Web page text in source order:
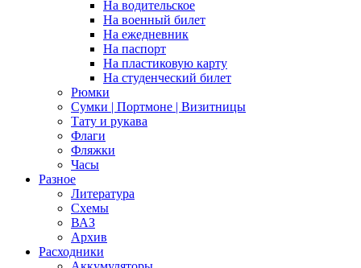
На водительское
На военный билет
На ежедневник
На паспорт
На пластиковую карту
На студенческий билет
Рюмки
Сумки | Портмоне | Визитницы
Тату и рукава
Флаги
Фляжки
Часы
Разное
Литература
Схемы
ВАЗ
Архив
Расходники